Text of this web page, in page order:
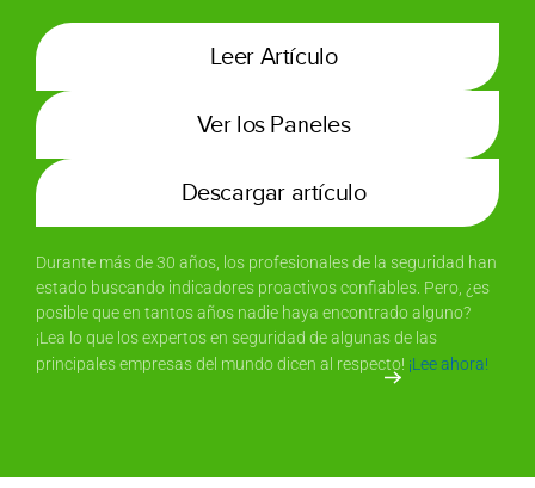
Leer Artículo
Ver los Paneles
Descargar artículo
Durante más de 30 años, los profesionales de la seguridad han
estado buscando indicadores proactivos confiables. Pero, ¿es
posible que en tantos años nadie haya encontrado alguno?
¡Lea lo que los expertos en seguridad de algunas de las
principales empresas del mundo dicen al respecto! ¡Lee ahora!